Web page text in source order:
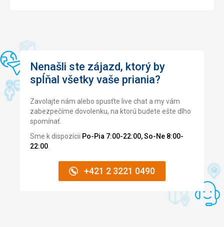
Nenašli ste zájazd, ktorý by
spĺňal všetky vaše priania?
Zavolajte nám alebo spusťte live chat a my vám
zabezpečíme dovolenku, na ktorú budete ešte dlho
spomínať.
Sme k dispozícii Po-Pia 7:00-22:00, So-Ne 8:00-
22:00
+421 2 3221 0490